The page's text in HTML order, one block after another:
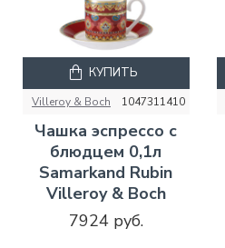
Villeroy & Boch 1047311410
Чашка эспрессо с
блюдцем 0,1л
Samarkand Rubin
Villeroy & Boch
7924 руб.
КУПИТЬ